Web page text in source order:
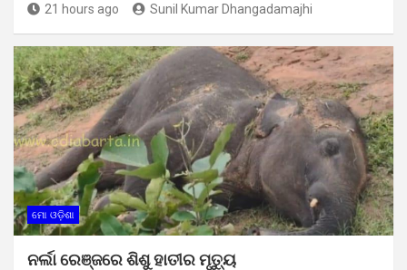
21 hours ago Sunil Kumar Dhangadamajhi
ମୋ ଓଡ଼ିଶା
ନର୍ଲା ରେଞ୍ଜରେ ଶିଶୁ ହାତୀର ମୃତ୍ୟୁ